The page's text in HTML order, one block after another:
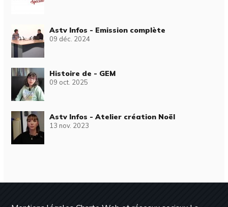
Astv Infos - Emission complète
09 déc. 2024
Histoire de - GEM
09 oct. 2025
Astv Infos - Atelier création Noël
13 nov. 2023